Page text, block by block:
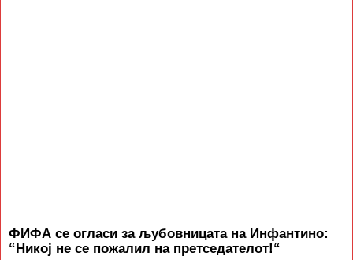
ФИФА се огласи за љубовницата на Инфантино:
“Никој не се пожалил на претседателот!“